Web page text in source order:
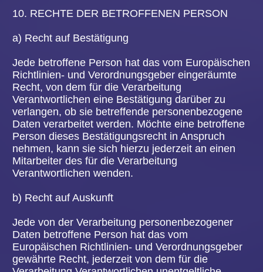
gängigen und maschinenlesbaren Format zu
Behinderung durch den Verantwortlichen, dem die
Einwilligung gemäß Art. 6 Abs. 1 Buchstabe a DS-
GVO oder Art. 9 Abs. 2 Buchstabe a DS-GVO oder
auf einem Vertrag gemäß Art. 6 Abs. 1 Buchstabe
b DS-GVO beruht und die Verarbeitung mithilfe
automatisierter Verfahren erfolgt, sofern die
Verarbeitung nicht für die Wahrnehmung einer
Aufgabe erforderlich ist, die im öffentlichen
Interesse liegt oder in Ausübung öffentlicher
Gewalt erfolgt, welche dem Verantwortlichen
übertragen wurde.
Ferner hat die betroffene Person bei der Ausübung
ihres Rechts auf Datenübertragbarkeit gemäß Art.
20 Abs. 1 DS-GVO das Recht, zu erwirken, dass
Verantwortlichen an einen anderen
Verantwortlichen übermittelt werden, soweit dies
Rechte und Freiheiten anderer Personen
beeinträchtigt werden.
Zur Geltendmachung des Rechts auf
Datenübertragbarkeit kann sich die betroffene
Person jederzeit an einen Mitarbeiter der
Volksbühne Hanau e.V. wenden.